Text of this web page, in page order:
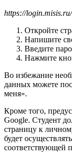
https://
Откройте
Напишите
Введите
Нажмите
Во избежание
данных можете
меня».
Кроме того,
Google. Студент
страницу к
будет
соответствующей